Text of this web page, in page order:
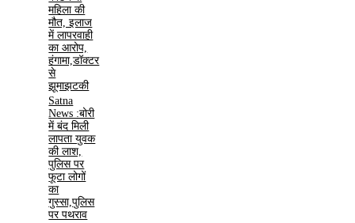
महिला की
मौत, इलाज
में लापरवाही
का आरोप,
हंगामा,डॉक्टर
से
झूमाझटकी
Satna
News :बोरी
में बंद मिली
लापता युवक
की लाश,
पुलिस पर
फूटा लोगों
का
गुस्सा,पुलिस
पर पथराव